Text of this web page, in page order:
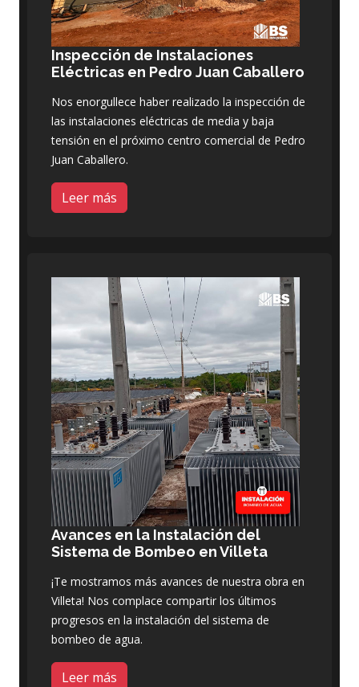
Inspección de Instalaciones
Eléctricas en Pedro Juan Caballero
Nos enorgullece haber realizado la inspección de
las instalaciones eléctricas de media y baja
tensión en el próximo centro comercial de Pedro
Juan Caballero.
Leer más
Avances en la Instalación del
Sistema de Bombeo en Villeta
¡Te mostramos más avances de nuestra obra en
Villeta! Nos complace compartir los últimos
progresos en la instalación del sistema de
bombeo de agua.
Leer más